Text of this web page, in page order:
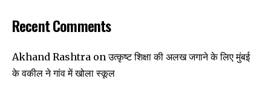
Recent Comments
Akhand Rashtra onउत्कृष्ट शिक्षा की अलख जगाने के लिए मुंबई
के वकील ने गांव में खोला स्कूल